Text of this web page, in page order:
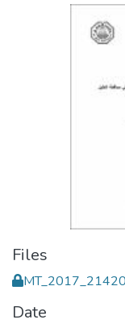
Files
Date